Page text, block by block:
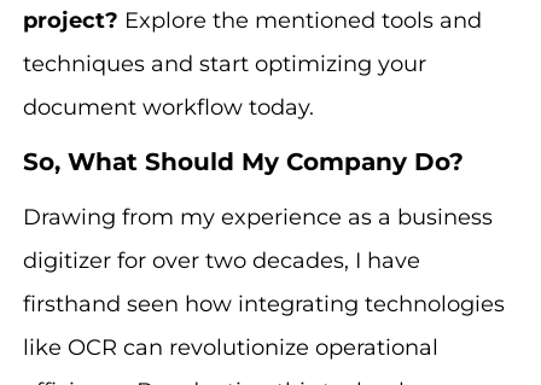
project? Explore the mentioned tools and
techniques and start optimizing your
document workflow today.
So, What Should My Company Do?
Drawing from my experience as a business
digitizer for over two decades, I have
firsthand seen how integrating technologies
like OCR can revolutionize operational